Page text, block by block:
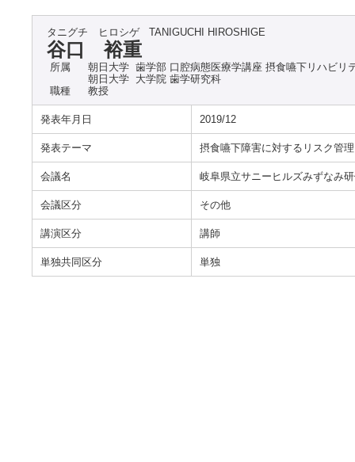
タニグチ ヒロシゲ TANIGUCHI HIROSHIGE
谷口 裕重
所属
朝日大学 歯学部 口腔病態医療学講座 摂食嚥下リハビリ
朝日大学 大学院 歯学研究科
職種
教授
発表年月日 2019/12
発表テーマ 摂食嚥下障害に対するリスク管
会議名 岐阜県立サニーヒルズみずなみ
会議区分 その他
講演区分 講師
単独共同区分 単独